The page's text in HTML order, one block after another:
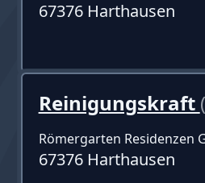
67376 Harthausen
Reinigungskraft
Römergarten Residenzen
67376 Harthausen